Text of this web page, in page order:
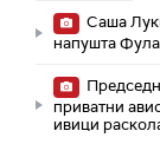
Саша
напушта
приватни
ивици